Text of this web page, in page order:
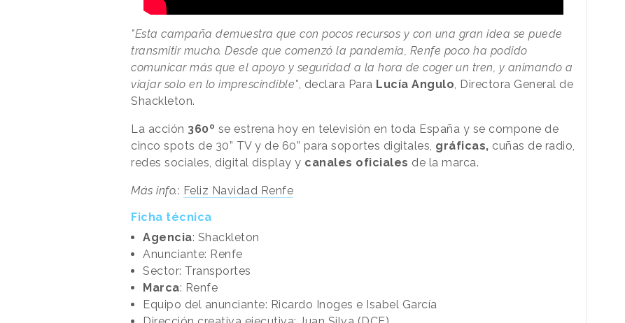
"Esta campaña demuestra que con pocos recursos y con una gran idea se puede
transmitir mucho. Desde que comenzó la pandemia, Renfe poco ha podido
comunicar más que el apoyo y seguridad a la hora de coger un tren, y animando a
viajar solo en lo imprescindible", declara Para Lucía Angulo, Directora General de
Shackleton.
La acción 360º se estrena hoy en televisión en toda España y se compone de
cinco spots de 30” TV y de 60” para soportes digitales, gráficas, cuñas de radio,
redes sociales, digital display y canales oficiales de la marca.
Más info.: Feliz Navidad Renfe
Ficha técnica
Agencia: Shackleton
Anunciante: Renfe
Sector: Transportes
Marca: Renfe
Equipo del anunciante: Ricardo Inoges e Isabel García